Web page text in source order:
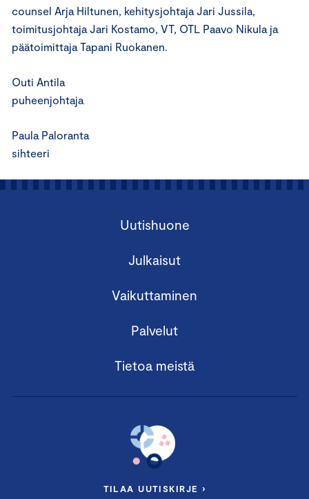
counsel Arja Hiltunen, kehitysjohtaja Jari Jussila,
toimitusjohtaja Jari Kostamo, VT, OTL Paavo Nikula ja
päätoimittaja Tapani Ruokanen.
Outi Antila
puheenjohtaja
Paula Paloranta
sihteeri
Uutishuone
Julkaisut
Vaikuttaminen
Palvelut
Tietoa meistä
TILAA UUTISKIRJE ›